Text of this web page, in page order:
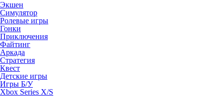
Экшен
Симулятор
Ролевые игры
Гонки
Приключения
Файтинг
Аркада
Стратегия
Квест
Детские игры
Игры Б/У
Xbox Series X/S